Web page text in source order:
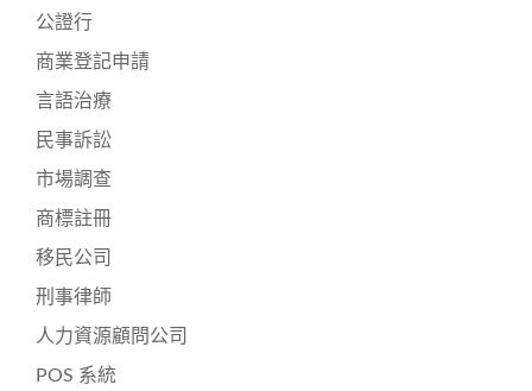
公證行
商業登記申請
言語治療
民事訴訟
市場調查
商標註冊
移民公司
刑事律師
人力資源顧問公司
POS 系統